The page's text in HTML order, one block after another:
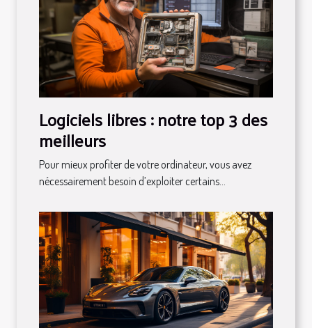
Logiciels libres : notre top 3 des
meilleurs
Pour mieux profiter de votre ordinateur, vous avez
nécessairement besoin d’exploiter certains...